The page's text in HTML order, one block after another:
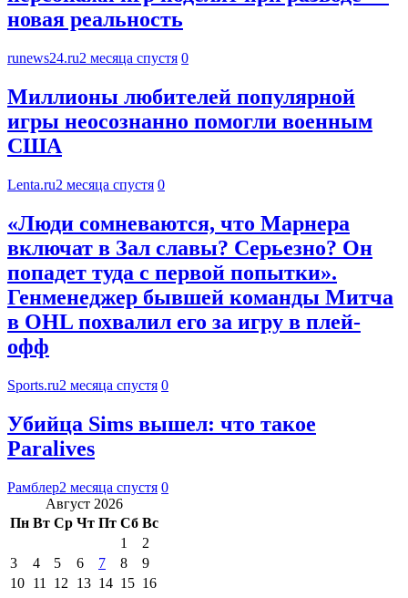
новая реальность
runews24.ru2 месяца спустя 0
Миллионы любителей популярной
игры неосознанно помогли военным
США
Lenta.ru2 месяца спустя 0
«Люди сомневаются, что Марнера
включат в Зал славы? Серьезно? Он
попадет туда с первой попытки».
Генменеджер бывшей команды Митча
в OHL похвалил его за игру в плей-
офф
Sports.ru2 месяца спустя 0
Убийца Sims вышел: что такое
Paralives
Рамблер2 месяца спустя 0
Август 2026
Пн Вт Ср Чт Пт Сб Вс
1
2
3
4 5 6 7 8
9
10 11 12 13 14 15 16